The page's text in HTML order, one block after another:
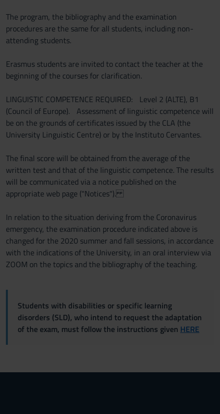
The program, the bibliography and the examination
procedures are the same for all students, including non-
attending students.
Erasmus students are invited to contact the teacher at the
beginning of the courses for clarification.
LINGUISTIC COMPETENCE REQUIRED: Level 2 (ALTE), B1
(Council of Europe). Assessment of linguistic competence will
be on the grounds of certificates issued by the CLA (the
University Linguistic Centre) or by the Instituto Cervantes.
The final score will be obtained from the average of the
written test and that of the linguistic competence. The results
will be communicated via a notice published on the
appropriate web page ("Notices").
In relation to the situation deriving from the Coronavirus
emergency, the examination procedure indicated above is
changed for the 2020 summer and fall sessions, in accordance
with the indications of the University, in an oral interview via
ZOOM on the topics and the bibliography of the teaching.
Students with disabilities or specific learning
disorders (SLD), who intend to request the adaptation
of the exam, must follow the instructions given HERE